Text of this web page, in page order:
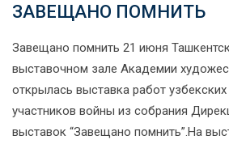
ЗАВЕЩАНО ПОМНИТЬ
Завещано помнить 21 июня
выставочном зале Академии
открылась выставка работ
участников войны из собрания
выставок “Завещано помнить”.На